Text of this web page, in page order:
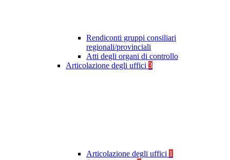
Rendiconti gruppi consiliari
regionali/provinciali
Atti degli organi di controllo
Articolazione degli uffici 3
Articolazione degli uffici 1